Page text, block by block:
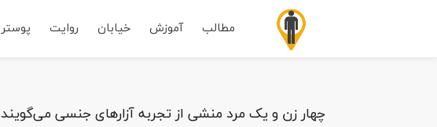
مطالب آموزش خیابان روایت پوستر
چهار زن و یک مرد منشی از تجربه آزارهای جنسی می‌گویند